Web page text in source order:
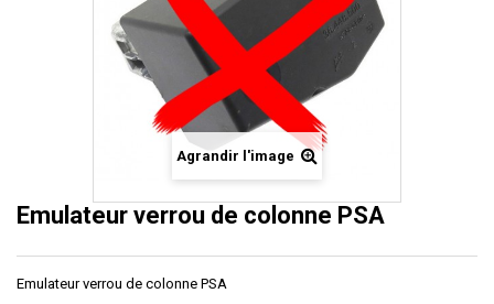
Agrandir l'image
Emulateur verrou de colonne PSA
Emulateur verrou de colonne PSA